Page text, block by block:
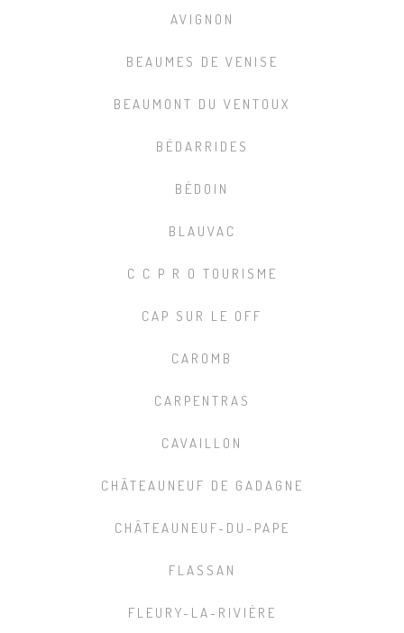
AVIGNON
BEAUMES DE VENISE
BEAUMONT DU VENTOUX
BÉDARRIDES
BÉDOIN
BLAUVAC
C C P R O TOURISME
CAP SUR LE OFF
CAROMB
CARPENTRAS
CAVAILLON
CHÂTEAUNEUF DE GADAGNE
CHÂTEAUNEUF-DU-PAPE
FLASSAN
FLEURY-LA-RIVIÈRE